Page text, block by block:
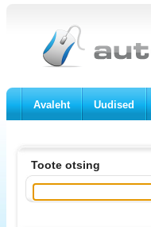
Avaleht Uudised
Toote otsing